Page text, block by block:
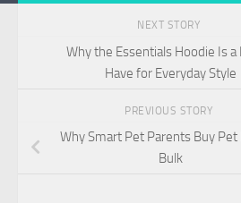
NEXT STORY
Why the Essentials Hoodie Is
Have for Everyday Style
PREVIOUS STORY
Why Smart Pet Parents Buy Pet
Bulk